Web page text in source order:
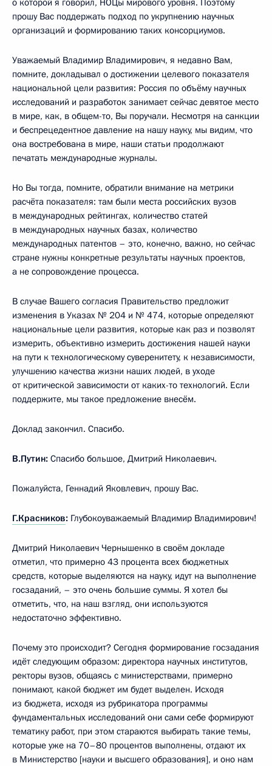
прошу Вас поддержать подход по укрупнению научных
организаций и формированию таких консорциумов.
Уважаемый Владимир Владимирович, я недавно Вам,
помните, докладывал о достижении целевого показателя
национальной цели развития: Россия по объёму научных
исследований и разработок занимает сейчас девятое место
в мире, как, в общем-то, Вы поручали. Несмотря на санкции
и беспрецедентное давление на нашу науку, мы видим, что
она востребована в мире, наши статьи продолжают
печатать международные журналы.
Но Вы тогда, помните, обратили внимание на метрики
расчёта показателя: там были места российских вузов
в международных рейтингах, количество статей
в международных научных базах, количество
международных патентов – это, конечно, важно, но сейчас
стране нужны конкретные результаты научных проектов,
а не сопровождение процесса.
В случае Вашего согласия Правительство предложит
изменения в Указах № 204 и № 474, которые определяют
национальные цели развития, которые как раз и позволят
измерить, объективно измерить достижения нашей науки
на пути к технологическому суверенитету, к независимости,
улучшению качества жизни наших людей, в уходе
от критической зависимости от каких-то технологий. Если
поддержите, мы такое предложение внесём.
Доклад закончил. Спасибо.
В.Путин: Спасибо большое, Дмитрий Николаевич.
Пожалуйста, Геннадий Яковлевич, прошу Вас.
Г.Красников: Глубокоуважаемый Владимир Владимирович!
Дмитрий Николаевич Чернышенко в своём докладе
отметил, что примерно 43 процента всех бюджетных
средств, которые выделяются на науку, идут на выполнение
госзаданий, – это очень большие суммы. Я хотел бы
отметить, что, на наш взгляд, они используются
недостаточно эффективно.
Почему это происходит? Сегодня формирование госзадания
идёт следующим образом: директора научных институтов,
ректоры вузов, общаясь с министерствами, примерно
понимают, какой бюджет им будет выделен. Исходя
из бюджета, исходя из рубрикатора программы
фундаментальных исследований они сами себе формируют
тематику работ, при этом стараются выбирать такие темы,
которые уже на 70–80 процентов выполнены, отдают их
в Министерство [науки и высшего образования], и оно нам